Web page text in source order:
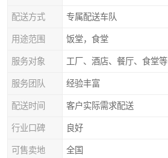
配送方式 专属配送车队
用途范围 饭堂，食堂
服务对象 工厂、酒店、餐厅、食堂等
服务团队 经验丰富
配送时间 客户实际需求配送
行业口碑 良好
可售卖地 全国